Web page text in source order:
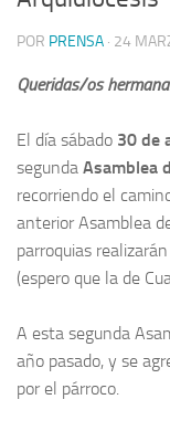
POR PRENSA · 24
Queridas/os
El día sábado 30 de
segunda Asamblea
recorriendo el
anterior Asamblea
parroquias
(espero que la de
A esta segunda
año pasado, y se
por el párroco.